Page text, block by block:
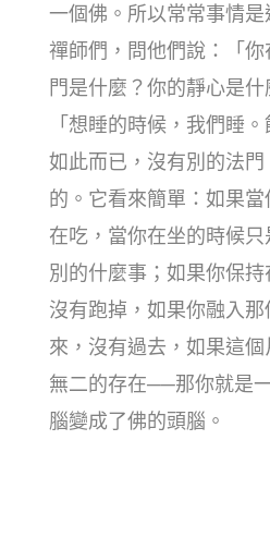
一個佛。所以常常事情
禪師們，問他們說：「
門是什麼？你的靜心是什
「想睡的時候，我們睡
如此而已，沒有別的法
的。它看來簡單：如果
在吃，當你在坐的時候
別的什麼事；如果你保
沒有跑掉，如果你融入
來，沒有過去，如果這
無二的存在──那你就是
腦變成了佛的頭腦。